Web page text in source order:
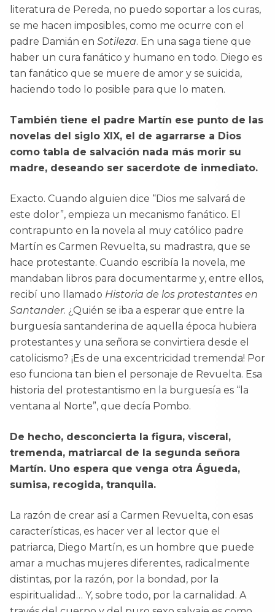
literatura de Pereda, no puedo soportar a los curas,
se me hacen imposibles, como me ocurre con el
padre Damián en Sotileza. En una saga tiene que
haber un cura fanático y humano en todo. Diego es
tan fanático que se muere de amor y se suicida,
haciendo todo lo posible para que lo maten.
También tiene el padre Martín ese punto de las
novelas del siglo XIX, el de agarrarse a Dios
como tabla de salvación nada más morir su
madre, deseando ser sacerdote de inmediato.
Exacto. Cuando alguien dice “Dios me salvará de
este dolor”, empieza un mecanismo fanático. El
contrapunto en la novela al muy católico padre
Martín es Carmen Revuelta, su madrastra, que se
hace protestante. Cuando escribía la novela, me
mandaban libros para documentarme y, entre ellos,
recibí uno llamado Historia de los protestantes en
Santander. ¿Quién se iba a esperar que entre la
burguesía santanderina de aquella época hubiera
protestantes y una señora se convirtiera desde el
catolicismo? ¡Es de una excentricidad tremenda! Por
eso funciona tan bien el personaje de Revuelta. Esa
historia del protestantismo en la burguesía es “la
ventana al Norte”, que decía Pombo.
De hecho, desconcierta la figura, visceral,
tremenda, matriarcal de la segunda señora
Martín. Uno espera que venga otra Águeda,
sumisa, recogida, tranquila.
La razón de crear así a Carmen Revuelta, con esas
características, es hacer ver al lector que el
patriarca, Diego Martín, es un hombre que puede
amar a muchas mujeres diferentes, radicalmente
distintas, por la razón, por la bondad, por la
espiritualidad… Y, sobre todo, por la carnalidad. A